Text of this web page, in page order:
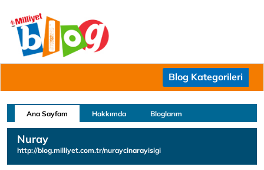
Blog Kategorileri
Ana Sayfam Hakkımda Bloglarım
Nuray
http://blog.milliyet.com.tr/nuraycinarayisigi